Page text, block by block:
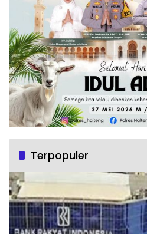
Terpopuler